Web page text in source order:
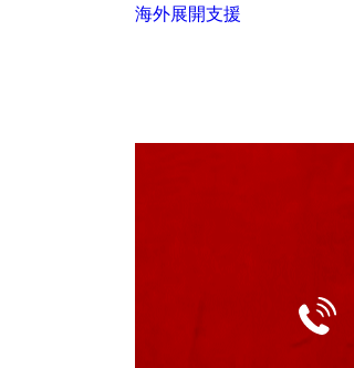
海外展開支援